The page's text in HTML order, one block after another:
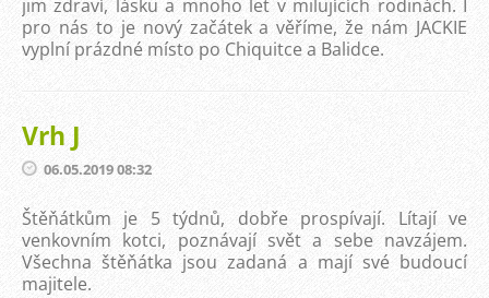
jim zdraví, lásku a mnoho let v milujících rodinách. I
pro nás to je nový začátek a věříme, že nám JACKIE
vyplní prázdné místo po Chiquitce a Balidce.
Vrh J
06.05.2019 08:32
Štěňátkům je 5 týdnů, dobře prospívají. Lítají ve
venkovním kotci, poznávají svět a sebe navzájem.
Všechna štěňátka jsou zadaná a mají své budoucí
majitele.